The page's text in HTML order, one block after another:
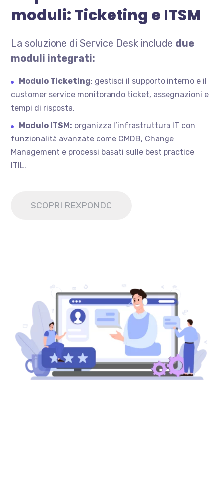
moduli: Ticketing e ITSM
La soluzione di Service Desk include due
moduli integrati:
Modulo Ticketing: gestisci il supporto interno e il
customer service monitorando ticket, assegnazioni e
tempi di risposta.
Modulo ITSM: organizza l’infrastruttura IT con
funzionalità avanzate come CMDB, Change
Management e processi basati sulle best practice
ITIL.
SCOPRI REXPONDO